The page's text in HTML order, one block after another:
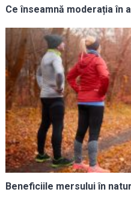
Ce înseamnă moderația în
Beneficiile mersului în